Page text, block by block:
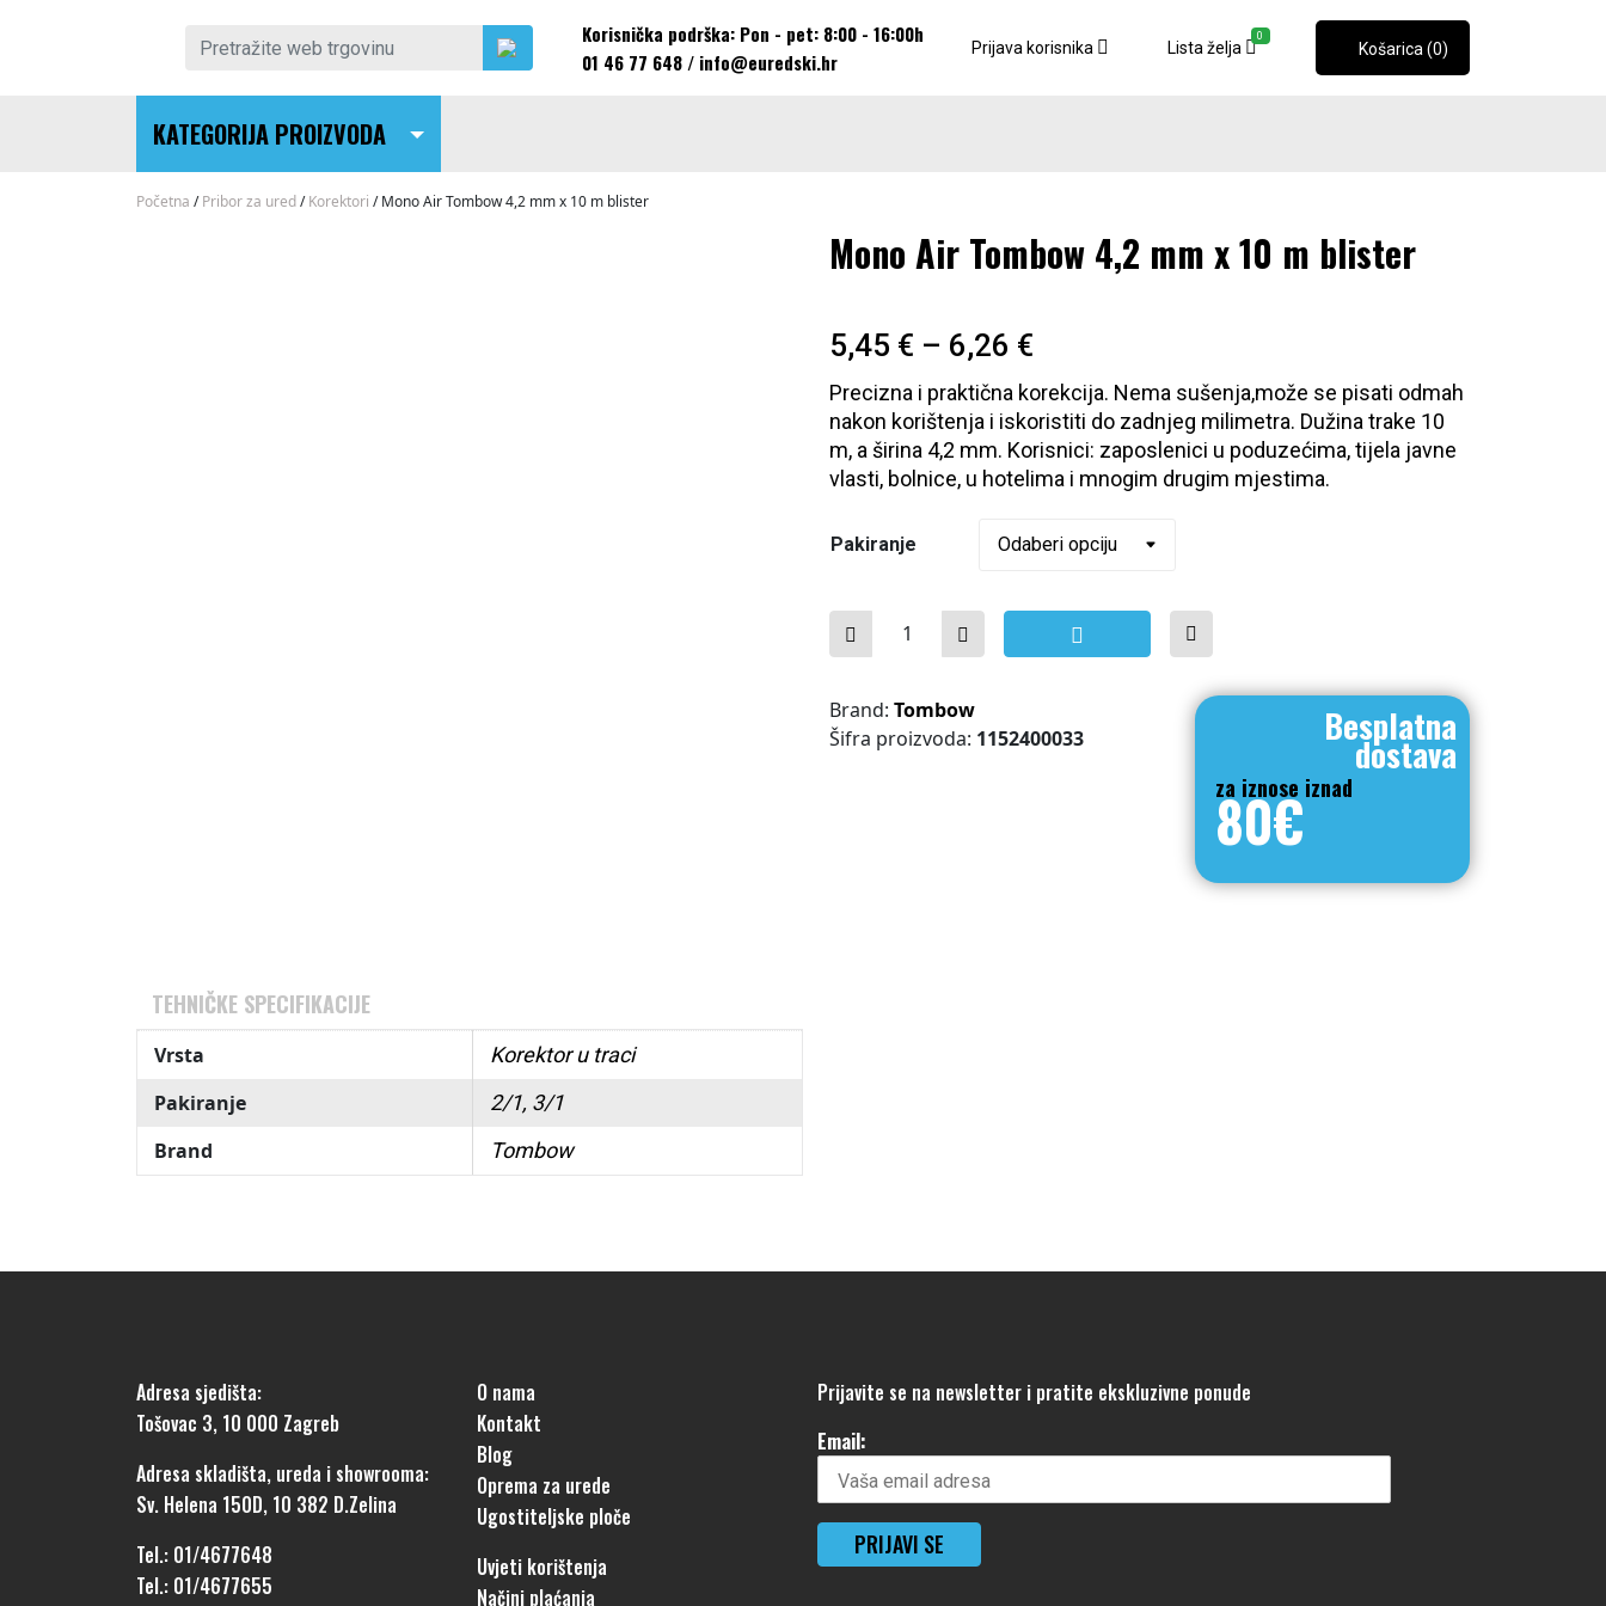
Pretraži:
Korisnička podrška: Pon - pet: 8:00 - 16:00h
01 46 77 648/ info@euredski.hr
Prijava korisnika Lista želja
0
Košarica (0)
Main NavigationKATEGORIJA PROIZVODA
Početna /Pribor za ured/Korektori / Mono Air Tombow 4,2 mm x 10 m blister
Mono Air Tombow 4,2 mm x 10 m blister
5,45 € – 6,26 €
Precizna i praktična korekcija. Nema sušenja,može se pisati odmah
nakon korištenja i iskoristiti do zadnjeg milimetra. Dužina trake 10
m, a širina 4,2 mm. Korisnici: zaposlenici u poduzećima, tijela javne
vlasti, bolnice, u hotelima i mnogim drugim mjestima.
Pakiranje
Mono Air Tombow 4,2 mm x 10 m blister količina
Brand:Tombow
Šifra proizvoda: 1152400033 Besplatna
dostava
za iznose iznad
80€
TEHNIČKE SPECIFIKACIJE
Vrsta Korektor u traci
Pakiranje 2/1, 3/1
Brand Tombow
Adresa sjedišta:
Tošovac 3, 10 000 Zagreb
Adresa skladišta, ureda i showrooma:
Sv. Helena 150D, 10 382 D.Zelina
Tel.: 01/4677648
Tel.: 01/4677655
O nama
Kontakt
Blog
Oprema za urede
Ugostiteljske ploče
Uvjeti korištenja
Načini plaćanja
Prijavite se na newsletter i pratite ekskluzivne ponude
Email: